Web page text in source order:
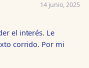
14 junio, 2025
el interés. Le
corrido. Por mi